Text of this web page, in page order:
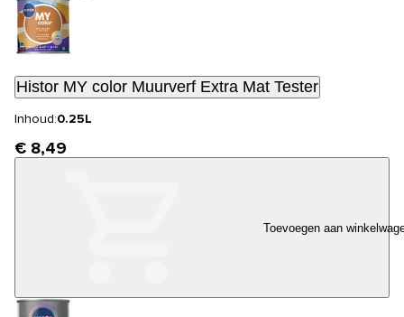
Histor MY color Muurverf Extra Mat Tester
Inhoud:0.25L
€ 8,49
Toevoegen aan